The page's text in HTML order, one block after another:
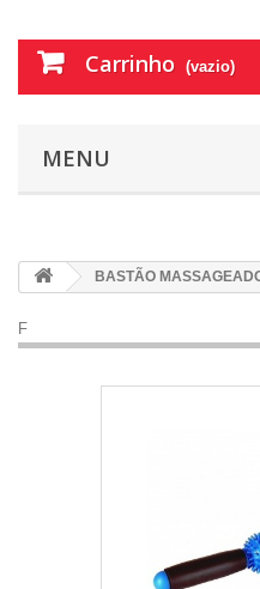
Carrinho (vazio)
MENU
BASTÃO
F